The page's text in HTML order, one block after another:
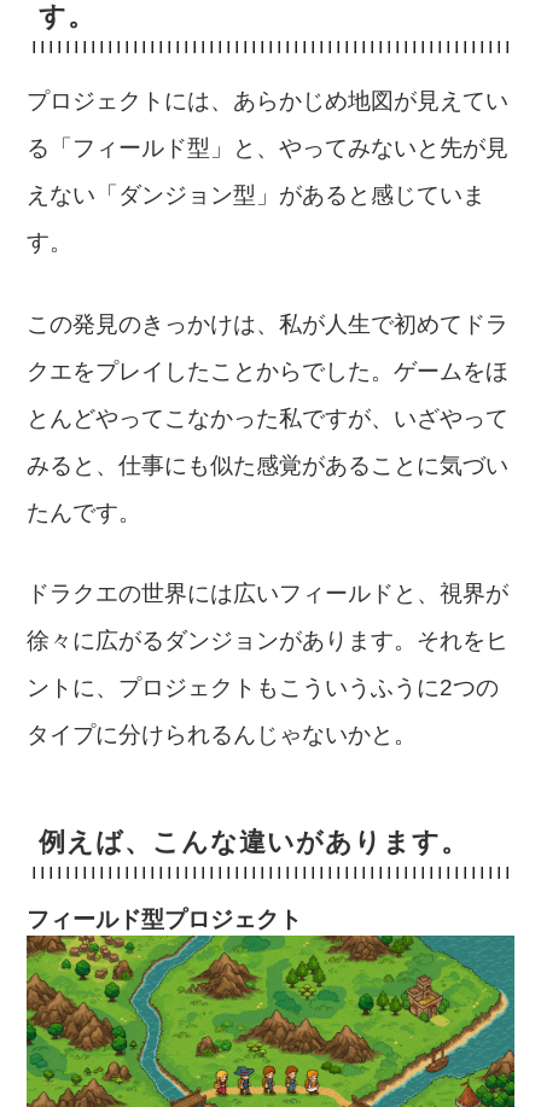
す。
プロジェクトには、あらかじめ地図が見えてい
る「フィールド型」と、やってみないと先が見
えない「ダンジョン型」があると感じていま
す。
この発見のきっかけは、私が人生で初めてドラ
クエをプレイしたことからでした。ゲームをほ
とんどやってこなかった私ですが、いざやって
みると、仕事にも似た感覚があることに気づい
たんです。
ドラクエの世界には広いフィールドと、視界が
徐々に広がるダンジョンがあります。それをヒ
ントに、プロジェクトもこういうふうに2つの
タイプに分けられるんじゃないかと。
例えば、こんな違いがあります。
フィールド型プロジェクト